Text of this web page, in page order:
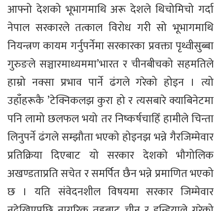
आफ्नो देशको भूभागमाथि अरू देशले थिचोमिचो गर्दा
नेपाल सरकारले तत्काल विरोध गरी सो भूभागमाथि
नियन्त्रण कायम गर्नुपर्नेमा सरकारका प्रवक्ता पृथ्वीसुब्बा
गुरुङले सञ्चारमाध्यममा’भारत र चीनबीचको सहमतिले
हाम्रो नक्सा प्रभाव पार्ने ढंगले गरेको होइन । त्यो
उहाँहरूकै ’टेक्निकलझ कुरा हो र त्यसबारे क्याबिनेटमा
पनि लामो छलफल भयो तर निष्कर्षचाहिँ हामीले चिन्ता
लिनुपर्ने ढंगले सम्झौता भएको होइनझ भन्ने गैरजिम्मेवार
प्रतिक्रिया दिएबाट यो सरकार देशको भौगोलिक
अखण्डताप्रति सचेत र समर्पित छैन भन्ने प्रमाणित भएको
छ । यति संवेदनशील विषयमा सरकार जिम्मेवार